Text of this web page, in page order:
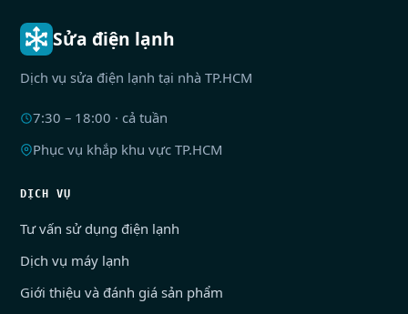
Sửa điện lạnh
Dịch vụ sửa điện lạnh tại nhà TP.HCM
7:30 – 18:00 · cả tuần
Phục vụ khắp khu vực TP.HCM
DỊCH VỤ
Tư vấn sử dụng điện lạnh
Dịch vụ máy lạnh
Giới thiệu và đánh giá sản phẩm